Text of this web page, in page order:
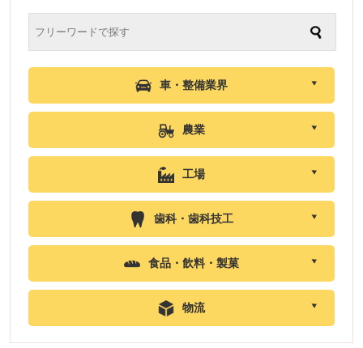
車・整備業界
農業
工場
歯科・歯科技工
食品・飲料・製菓
物流